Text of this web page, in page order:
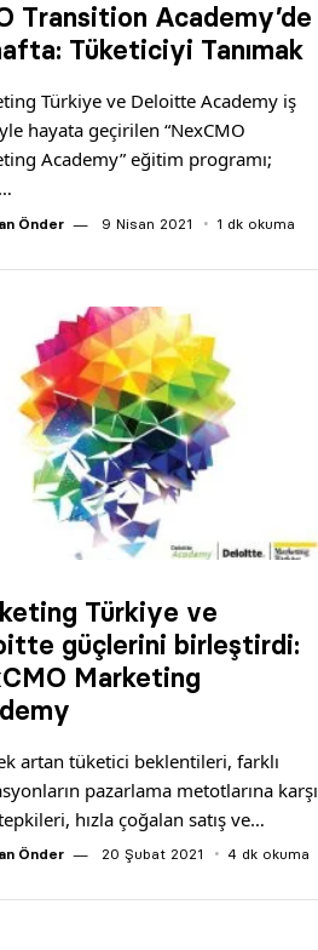
Transition Academy’de
Tüketiciyi Tanımak
Türkiye ve Deloitte Academy iş
hayata geçirilen “NexCMO
Academy” eğitim programı;
Önder 9 Nisan 2021 1 dk okuma
Türkiye ve
güçlerini birleştirdi:
Marketing
artan tüketici beklentileri, farklı
pazarlama metotlarına karşı
hızla çoğalan satış ve…
Önder 20 Şubat 2021 4 dk okuma